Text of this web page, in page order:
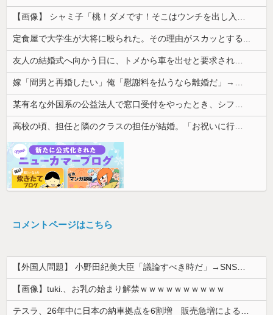
定食屋で大学生が大将に殴られた。その理由がスカッとする...
コメントページはこちら
【外国人問題】 小野田紀美大臣「議論すべき時だ」→SNS「まだ議論もしてなかったんだ...」→小野田大臣「これが進歩状況です」めちゃくちゃ仕事して...
【画像】tuki.、お乳の始まり解禁ｗｗｗｗｗｗｗｗｗｗ
テスラ、26年中に日本の納車拠点を6割増 販売急増による混乱収拾へ